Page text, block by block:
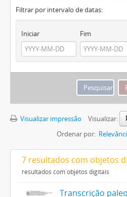
Filtrar por intervalo de datas:
Iniciar Fim
Visualizar impressão
Visualizar:
Ordenar por:
7 resultados com objetos
resultados com objetos digitais